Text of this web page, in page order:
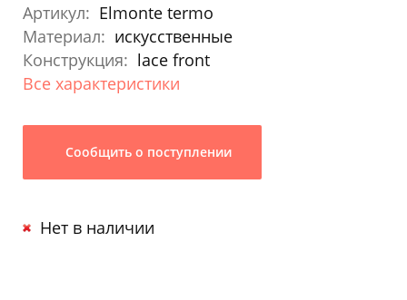
Артикул: Elmonte termo
Материал: искусственные
Конструкция: lace front
Все характеристики
Сообщить о поступлении
Нет в наличии